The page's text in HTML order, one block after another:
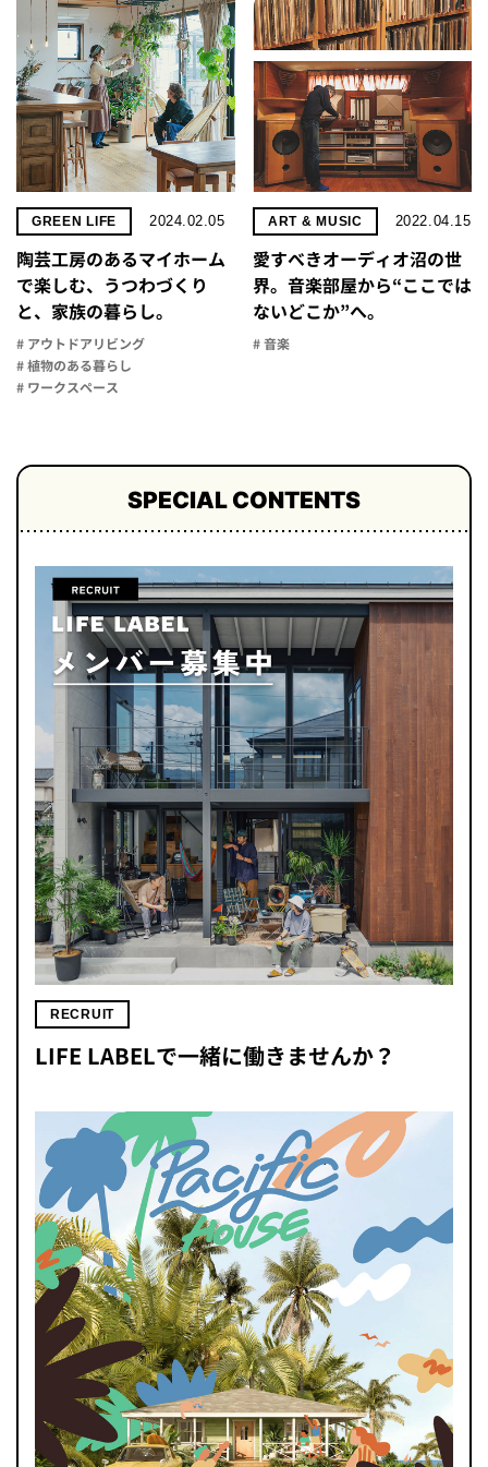
GREEN LIFE 2024.02.05
陶芸工房のあるマイホーム
で楽しむ、うつわづくり
と、家族の暮らし。
# アウトドアリビング
# 植物のある暮らし
# ワークスペース
ART & MUSIC 2022.04.15
愛すべきオーディオ沼の世
界。音楽部屋から“ここでは
ないどこか”へ。
# 音楽
SPECIAL CONTENTS
RECRUIT
LIFE LABELで一緒に働きませんか？